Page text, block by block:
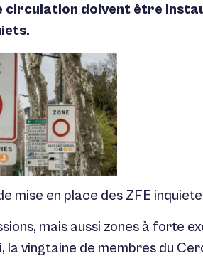
circulation doivent être
mise en place des ZFE
mais aussi zones à forte
la vingtaine de membres du